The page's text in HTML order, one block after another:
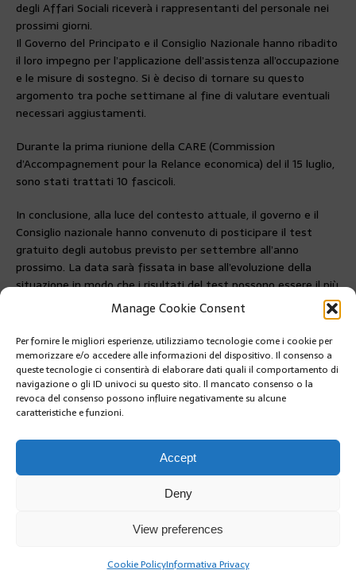
Manage Cookie Consent
Per fornire le migliori esperienze, utilizziamo tecnologie come i cookie per
memorizzare e/o accedere alle informazioni del dispositivo. Il consenso a
queste tecnologie ci consentirà di elaborare dati quali il comportamento di
navigazione o gli ID univoci su questo sito. Il mancato consenso o la
revoca del consenso possono influire negativamente su alcune
caratteristiche e funzioni.
Accept
Deny
View preferences
Cookie PolicyInformativa Privacy
degli Affari Sociali riceverà i rappresentanti del personale nei
prossimi giorni.
Il Governo del Principato e il Consiglio Nazionale hanno ribadito
il loro impegno per l’applicazione dell’assistenza all’occupazione
e le misure di sostegno. Si è deciso di tornare su questo
argomento tra poche settimane al fine di valutare eventuali
necessari aggiustamenti.
Durante la prima riunione della CARE (Commission
d’Accompagnement pour la Relance economica) del il 15 luglio,
sono stati trattati 10 fascicoli.
In conclusione, alla luce del contesto attuale, il governo e il
Consiglio nazionale hanno convenuto di posticipare il test
gratuito degli autobus previsto per settembre all’anno
prossimo. La data sarà fissata in base all’evoluzione della
situazione in modo che i risultati del test possono essere il più
rappresentativi possibili.
Il prossimo incontro è previsto per il 28 luglio alle 17.30.
PRÉCÉDENT
5-10 OTTOBRE 2020 – MONTE CARLO FILM
FESTIVAL DE LA COMÉDIE